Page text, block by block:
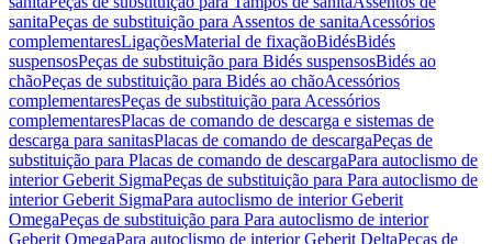
sanitaPeças de substituição para Assentos de sanitaAcessórios
complementaresLigaçõesMaterial de fixaçãoBidésBidés
suspensosPeças de substituição para Bidés suspensosBidés ao
chãoPeças de substituição para Bidés ao chãoAcessórios
complementaresPeças de substituição para Acessórios
complementaresPlacas de comando de descarga e sistemas de
descarga para sanitasPlacas de comando de descargaPeças de
substituição para Placas de comando de descargaPara autoclismo de
interior Geberit SigmaPeças de substituição para Para autoclismo de
interior Geberit SigmaPara autoclismo de interior Geberit
OmegaPeças de substituição para Para autoclismo de interior
Geberit OmegaPara autoclismo de interior Geberit DeltaPeças de